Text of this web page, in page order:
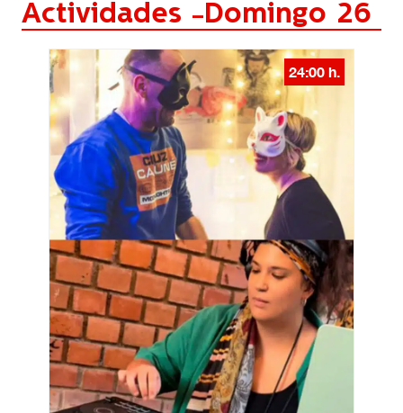
Actividades - Domingo 26
24:00 h.